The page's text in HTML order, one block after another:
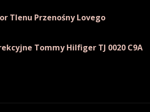
Tlenu Przenośny Lovego
Tommy Hilfiger TJ 0020 C9A